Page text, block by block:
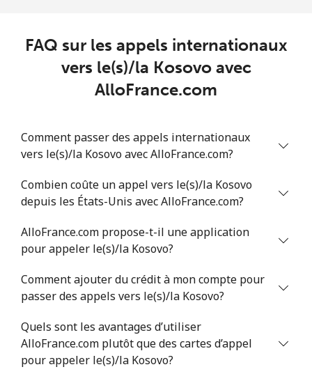
⁦34.9¢⁩
⁦$5⁩
FAQ sur les appels internationaux
vers le(s)/la Kosovo avec
AlloFrance.com
Comment passer des appels internationaux
vers le(s)/la Kosovo avec AlloFrance.com?
Combien coûte un appel vers le(s)/la Kosovo
depuis les États-Unis avec AlloFrance.com?
AlloFrance.com propose-t-il une application
pour appeler le(s)/la Kosovo?
Comment ajouter du crédit à mon compte pour
passer des appels vers le(s)/la Kosovo?
Quels sont les avantages d’utiliser
AlloFrance.com plutôt que des cartes d’appel
pour appeler le(s)/la Kosovo?